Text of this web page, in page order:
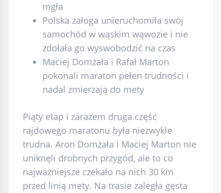
mgła
Polska załoga unieruchomiła swój
samochód w wąskim wąwozie i nie
zdołała go wyswobodzić na czas
Maciej Domżała i Rafał Marton
pokonali maraton pełen trudności i
nadal zmierzają do mety
Piąty etap i zarazem druga część
rajdowego maratonu była niezwykle
trudna. Aron Domżała i Maciej Marton nie
uniknęli drobnych przygód, ale to co
najważniejsze czekało na nich 30 km
przed linią mety. Na trasie zaległa gęsta